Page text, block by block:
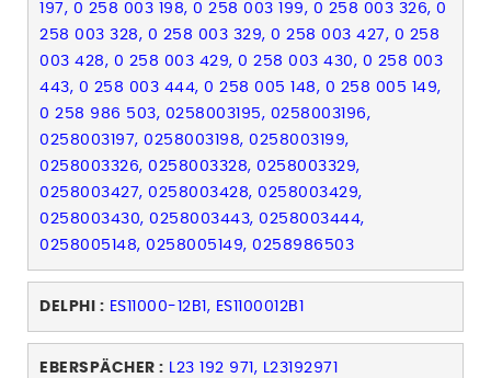
197, 0 258 003 198, 0 258 003 199, 0 258 003 326, 0
258 003 328, 0 258 003 329, 0 258 003 427, 0 258
003 428, 0 258 003 429, 0 258 003 430, 0 258 003
443, 0 258 003 444, 0 258 005 148, 0 258 005 149,
0 258 986 503, 0258003195, 0258003196,
0258003197, 0258003198, 0258003199,
0258003326, 0258003328, 0258003329,
0258003427, 0258003428, 0258003429,
0258003430, 0258003443, 0258003444,
0258005148, 0258005149, 0258986503
DELPHI : ES11000-12B1, ES1100012B1
EBERSPÄCHER : L23 192 971, L23192971